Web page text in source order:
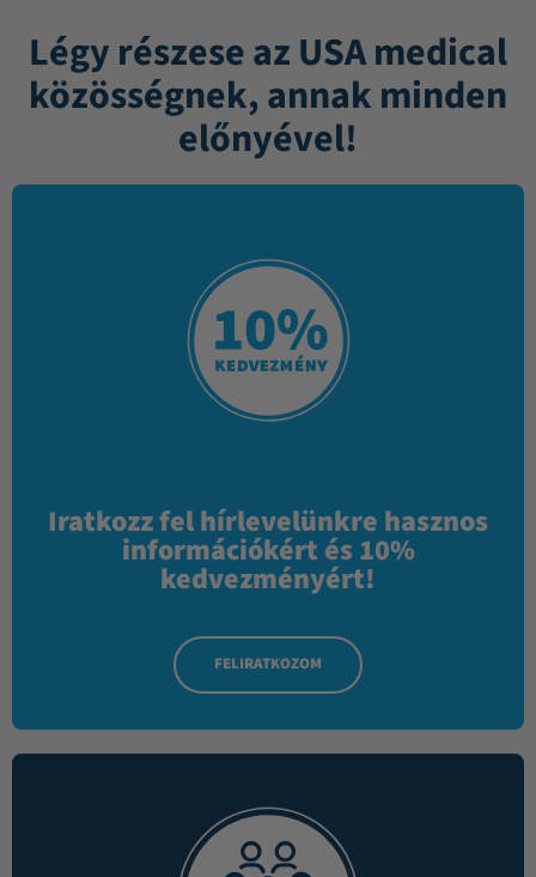
Légy részese az USA medical
közösségnek, annak minden
előnyével!
Iratkozz fel hírlevelünkre hasznos
információkért és 10%
kedvezményért!
FELIRATKOZOM